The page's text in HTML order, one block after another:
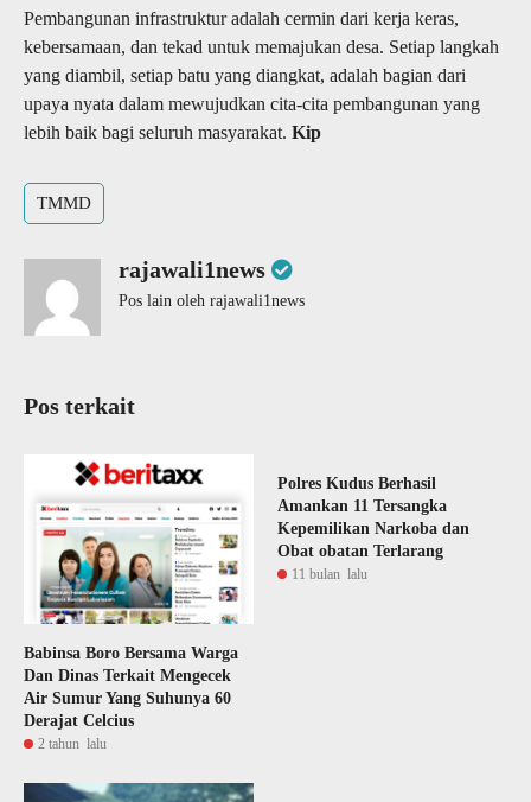
Pembangunan infrastruktur adalah cermin dari kerja keras,
kebersamaan, dan tekad untuk memajukan desa. Setiap langkah
yang diambil, setiap batu yang diangkat, adalah bagian dari
upaya nyata dalam mewujudkan cita-cita pembangunan yang
lebih baik bagi seluruh masyarakat. Kip
TMMD
rajawali1news
Pos lain oleh rajawali1news
Pos terkait
Babinsa Boro Bersama Warga
Dan Dinas Terkait Mengecek
Air Sumur Yang Suhunya 60
Derajat Celcius
2 tahun lalu
Polres Kudus Berhasil
Amankan 11 Tersangka
Kepemilikan Narkoba dan
Obat obatan Terlarang
11 bulan lalu